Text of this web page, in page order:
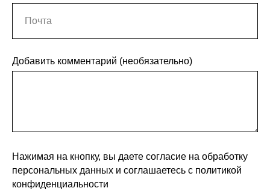
Добавить комментарий (необязательно)
Нажимая на кнопку, вы даете согласие на обработку
персональных данных и соглашаетесь c политикой
конфиденциальности